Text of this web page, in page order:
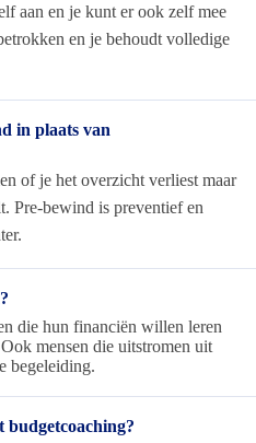
aan en je kunt er ook zelf mee
en je behoudt volledige
in plaats van
of je het overzicht verliest maar
Pre-bewind is preventief en
die hun financiën willen leren
mensen die uitstromen uit
begeleiding.